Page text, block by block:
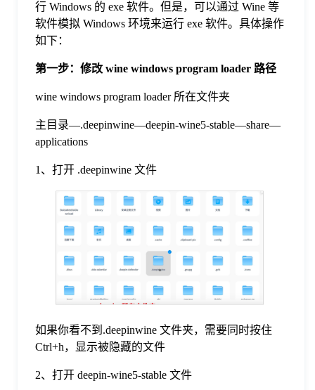
格
常
行 Windows 的 exe 软件。但是，可以通过 Wine 等
软件模拟 Windows 环境来运行 exe 软件。具体操作
如下：
第一步：修改 wine windows program loader 路径
wine windows program loader 所在文件夹
主目录—.deepinwine—deepin-wine5-stable—share—
applications
1、打开 .deepinwine 文件
如果你看不到.deepinwine 文件夹，需要同时按住
Ctrl+h，显示被隐藏的文件
2、打开 deepin-wine5-stable 文件